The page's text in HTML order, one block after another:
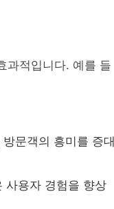
과적입니다. 예를 들
문객의 흥미를 증대
사용자 경험을 향상